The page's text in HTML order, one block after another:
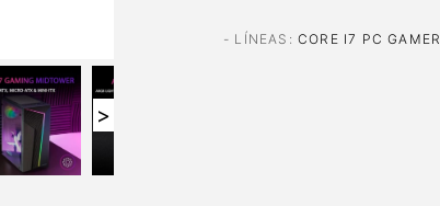
>
- LÍNEAS :CORE I7 PC GAMER